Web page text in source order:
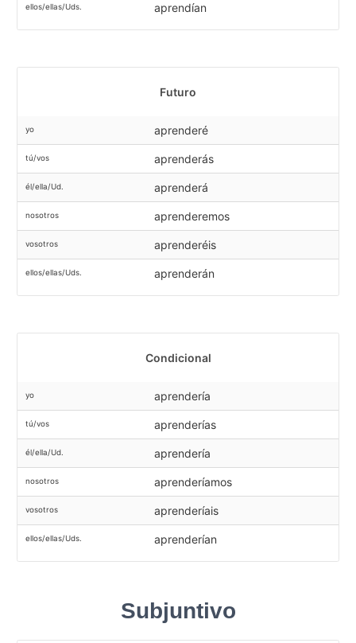
ellos/ellas/Uds. aprendían
Futuro
yo aprenderé
tú/vos aprenderás
él/ella/Ud. aprenderá
nosotros aprenderemos
vosotros aprenderéis
ellos/ellas/Uds. aprenderán
Condicional
yo aprendería
tú/vos aprenderías
él/ella/Ud. aprendería
nosotros aprenderíamos
vosotros aprenderíais
ellos/ellas/Uds. aprenderían
Subjuntivo